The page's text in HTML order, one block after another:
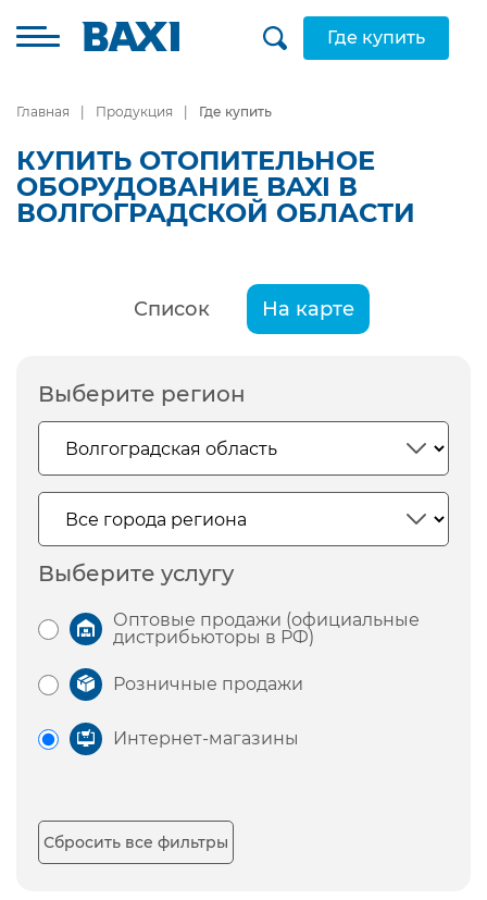
Где купить
Главная Продукция Где купить
КУПИТЬ ОТОПИТЕЛЬНОЕ
ОБОРУДОВАНИЕ BAXI В
ВОЛГОГРАДСКОЙ ОБЛАСТИ
Список На карте
Выберите регион
Выберите услугу
Оптовые продажи (официальные
дистрибьюторы в РФ)
Розничные продажи
Интернет-магазины
Сбросить все фильтры